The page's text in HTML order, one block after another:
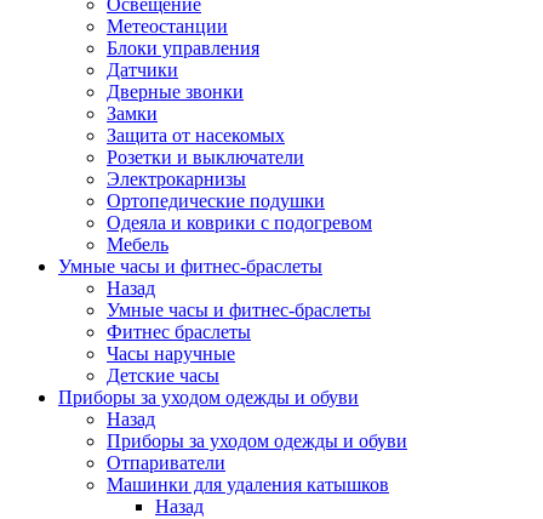
Освещение
Метеостанции
Блоки управления
Датчики
Дверные звонки
Замки
Защита от насекомых
Розетки и выключатели
Электрокарнизы
Ортопедические подушки
Одеяла и коврики с подогревом
Мебель
Умные часы и фитнес-браслеты
Назад
Умные часы и фитнес-браслеты
Фитнес браслеты
Часы наручные
Детские часы
Приборы за уходом одежды и обуви
Назад
Приборы за уходом одежды и обуви
Отпариватели
Машинки для удаления катышков
Назад